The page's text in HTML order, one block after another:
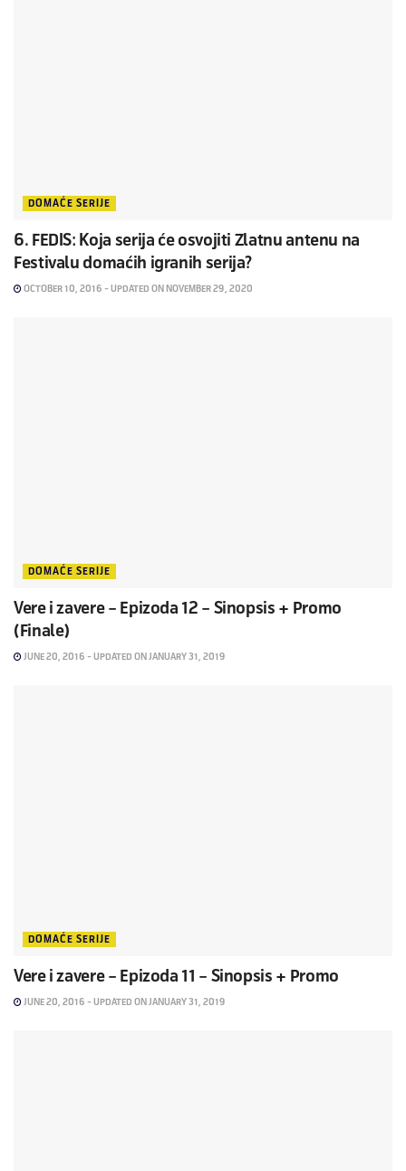
DOMAĆE SERIJE
6. FEDIS: Koja serija će osvojiti Zlatnu antenu na
Festivalu domaćih igranih serija?
OCTOBER 10, 2016 - UPDATED ON NOVEMBER 29, 2020
DOMAĆE SERIJE
Vere i zavere – Epizoda 12 – Sinopsis + Promo
(Finale)
JUNE 20, 2016 - UPDATED ON JANUARY 31, 2019
DOMAĆE SERIJE
Vere i zavere – Epizoda 11 – Sinopsis + Promo
JUNE 20, 2016 - UPDATED ON JANUARY 31, 2019